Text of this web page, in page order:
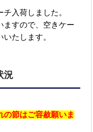
入荷しました。
ますので、空きケー
たします。
況
の節はご容赦願いま